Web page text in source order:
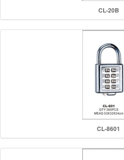
CL-20B
CL-8601